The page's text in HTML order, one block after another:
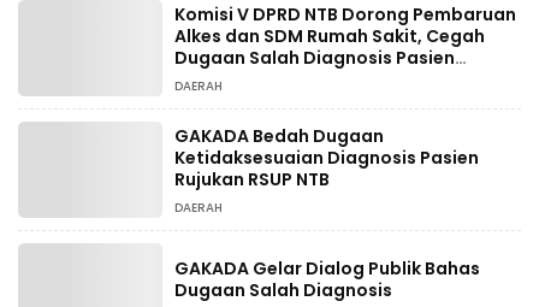
Komisi V DPRD NTB Dorong Pembaruan
Alkes dan SDM Rumah Sakit, Cegah
Dugaan Salah Diagnosis Pasien
Rujukan Bima-Dompu
DAERAH
GAKADA Bedah Dugaan
Ketidaksesuaian Diagnosis Pasien
Rujukan RSUP NTB
DAERAH
GAKADA Gelar Dialog Publik Bahas
Dugaan Salah Diagnosis